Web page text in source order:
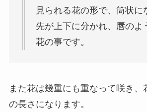
見られる花の形で、筒状に
先が上下に分かれ、唇のよ
花の事です。
また花は幾重にも重なって咲き、
の長さになります。